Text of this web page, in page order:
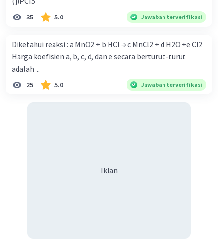
35 5.0 Jawaban terverifikasi
Diketahui reaksi : a MnO2 + b HCl → c MnCl2 + d H2O +e Cl2
Harga koefisien a, b, c, d, dan e secara berturut-turut
adalah ...
25 5.0 Jawaban terverifikasi
Iklan